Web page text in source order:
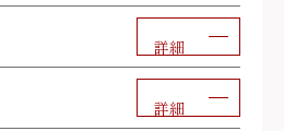
詳細
詳細